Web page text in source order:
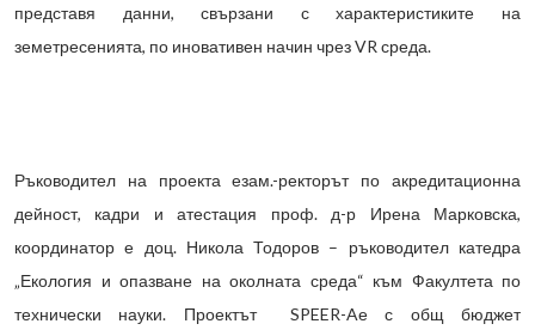
представя данни, свързани с характеристиките на
земетресенията, по иновативен начин чрез VR среда.
Ръководител на проекта езам.-ректорът по акредитационна
дейност, кадри и атестация проф. д-р Ирена Марковска,
координатор е доц. Никола Тодоров – ръководител катедра
„Екология и опазване на околната среда“ към Факултета по
технически науки. Проектът SPEER-Aе с общ бюджет